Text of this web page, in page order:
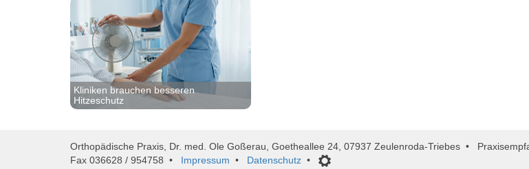
Kliniken brauchen besseren
Hitzeschutz
Orthopädische Praxis, Dr. med. Ole Goßerau, Goetheallee 24, 07937 Zeulenroda-Triebes •
Fax 036628 / 954758 • Impressum • Datenschutz •